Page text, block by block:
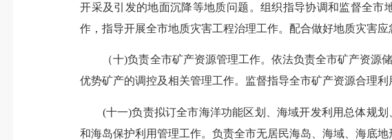
开采及引发的地面沉降等地质问题。组织指导协调和监督全
作，指导开展全市地质灾害工程治理工作。配合做好地质灾害
（十)负责全市矿产资源管理工作。依法负责全市矿产资源储
优势矿产的调控及相关管理工作。监督指导全市矿产资源合理利
(十一)负责拟订全市海洋功能区划、海域开发利用总体规划
和海岛保护利用管理工作。负责全市无居民海岛、海域、海底